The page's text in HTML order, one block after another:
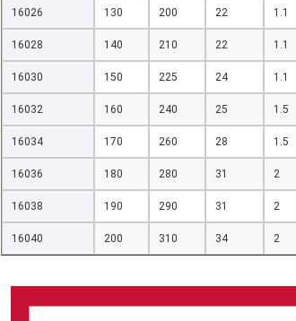
16026 130 200 22 1.1
16028 140 210 22 1.1
16030 150 225 24 1.1
16032 160 240 25 1.5
16034 170 260 28 1.5
16036 180 280 31 2
16038 190 290 31 2
16040 200 310 34 2